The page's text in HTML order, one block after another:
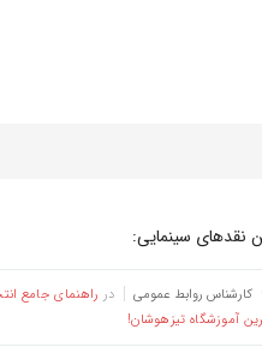
نقدهای سینمایی:
کارشناس روابط عمومی در راهنمای جامع
آموزشگاه تیزهوشان!